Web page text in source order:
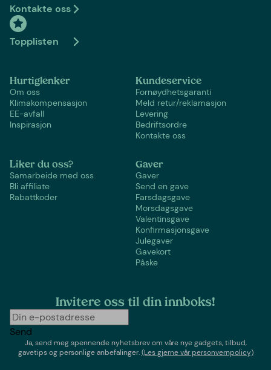
Kontakte oss
Topplisten
Hurtiglenker
Om oss
Klimakompensasjon
EE-avfall
Inspirasjon
Kundeservice
Fornøydhetsgaranti
Meld retur/reklamasjon
Levering
Bedriftsordre
Kontakte oss
Liker du oss?
Samarbeide med oss
Bli affiliate
Rabattkoder
Gaver
Gaver
Send en gave
Farsdagsgave
Morsdagsgave
Valentinsgave
Konfirmasjonsgave
Julegaver
Gavekort
Påske
Invitere oss til din innboks!
Send
Ja, send meg spennende nyhetsbrev om våre nye gadgets, tilbud,
gavetips og personlige anbefalinger.(Les gjerne vår personvernpolicy)